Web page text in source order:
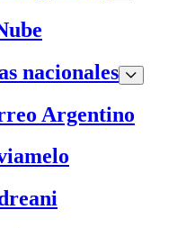
nacionales
Argentino